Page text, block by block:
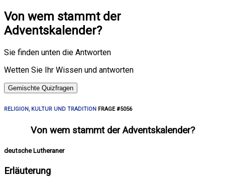
Von wem stammt der
Adventskalender?
Sie finden unten die Antworten
Wetten Sie Ihr Wissen und antworten
Gemischte Quizfragen
RELIGION, KULTUR UND TRADITION FRAGE #5056
Von wem stammt der Adventskalender?
deutsche Lutheraner
Erläuterung